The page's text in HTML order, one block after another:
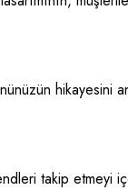
hikayesini
takip etmeyi